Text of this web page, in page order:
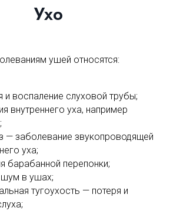
Ухо
ушей относятся:
и воспаление слуховой трубы;
внутреннего уха, например
— заболевание звукопроводящей
уха;
барабанной перепонки;
шум в ушах;
тугоухость — потеря и